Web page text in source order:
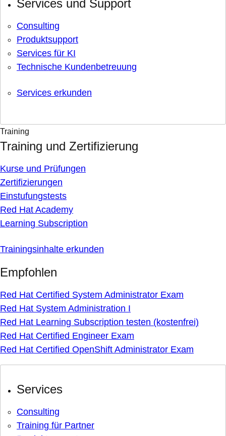
Services und Support
Consulting
Produktsupport
Services für KI
Technische Kundenbetreuung
Services erkunden
Training
Training und Zertifizierung
Kurse und Prüfungen
Zertifizierungen
Einstufungstests
Red Hat Academy
Learning Subscription
Trainingsinhalte erkunden
Empfohlen
Red Hat Certified System Administrator Exam
Red Hat System Administration I
Red Hat Learning Subscription testen (kostenfrei)
Red Hat Certified Engineer Exam
Red Hat Certified OpenShift Administrator Exam
Services
Consulting
Training für Partner